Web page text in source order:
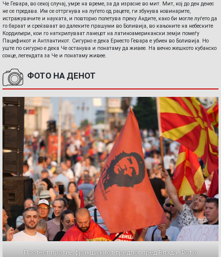
Че Гевара, во секој случај, умре на време, за да израсне во мит. Мит, кој до ден денес
не се предава. Им се оттргнува на луѓето од рацете, ги збунува новинарите,
истражувачите и науката, и повторно полетува преку Андите, како би могле луѓето да
го бараат и среќаваат во далеките прашуми во Боливија, во кањоните на небеските
Кордиљери, кои го наткрилуваат ланецот на латиноамерикански земји помеѓу
Пацификот и Антлантикот. Сигурно е дека Ернесто Гевара е убиен во Боливија. Но
уште по сигурно е дека Че останува и понатаму да живее. На вечно жешкото кубанско
сонце, легендата за Че и понатаму живее.
ФОТО НА ДЕНОТ
Протест против францускиот предлог пред Влада. Фото: